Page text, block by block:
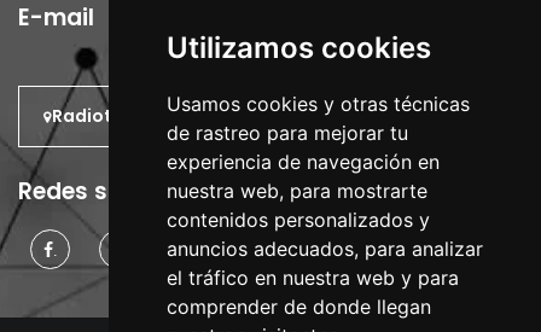
Utilizamos cookies
Usamos cookies y otras técnicas
de rastreo para mejorar tu
experiencia de navegación en
nuestra web, para mostrarte
contenidos personalizados y
anuncios adecuados, para analizar
el tráfico en nuestra web y para
comprender de donde llegan
E-mail
Radiotrans: No mundo.
Redes sociais
. .